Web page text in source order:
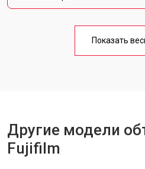
Показать
Другие модели
Fujifilm